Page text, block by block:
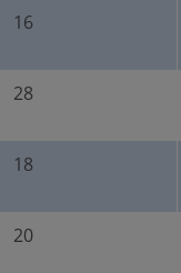
16
28
18
20